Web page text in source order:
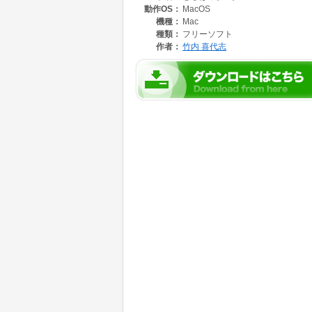
これは68k Macintoshで動作する68kMac版で
ています。
macOS 10.13以降で動作するmacOS版と
動作OS： MacOS
機種： Mac
種類： フリーソフト
作者： 竹内 喜代志